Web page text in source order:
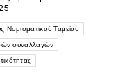
Νομισματικού Ταμείου
συναλλαγών